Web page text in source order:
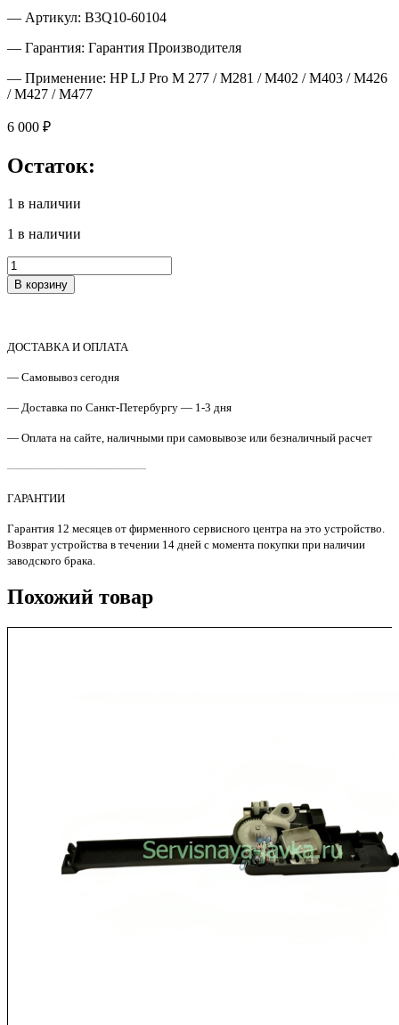
— Артикул: B3Q10-60104
— Гарантия: Гарантия Производителя
— Применение: HP LJ Pro M 277 / M281 / M402 / M403 / M426
/ M427 / M477
6 000 ₽
Остаток:
1 в наличии
1 в наличии
Количество
товара
B3Q10-
узла
с
HP
Pro
/
Original
В корзину
ДОСТАВКА И ОПЛАТА
— Самовывоз сегодня
— Доставка по Санкт-Петербургу — 1-3 дня
— Оплата на сайте, наличными при самовывозе или безналичный расчет
————————————
ГАРАНТИИ
Гарантия 12 месяцев от фирменного сервисного центра на это устройство.
Возврат устройства в течении 14 дней с момента покупки при наличии
заводского брака.
Похожий товар